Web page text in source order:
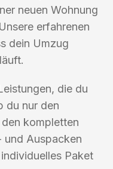
neuen Wohnung
erfahrenen
dein Umzug
die du
du nur den
kompletten
und Auspacken
Paket